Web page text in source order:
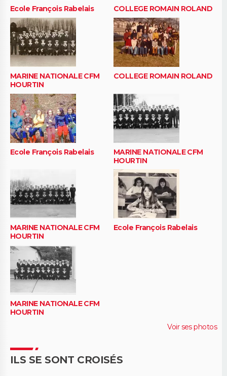
Ecole François Rabelais COLLEGE ROMAIN ROLAND
MARINE NATIONALE CFM
HOURTIN
COLLEGE ROMAIN ROLAND
Ecole François Rabelais
MARINE NATIONALE CFM
HOURTIN
MARINE NATIONALE CFM
HOURTIN
Ecole François Rabelais
MARINE NATIONALE CFM
HOURTIN
Voir ses photos
ILS SE SONT CROISÉS